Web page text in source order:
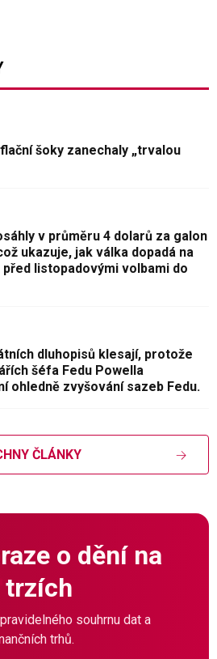
šoky zanechaly „trvalou
v průměru 4 dolarů za galon
ukazuje, jak válka dopadá na
listopadovými volbami do
dluhopisů klesají, protože
šéfa Fedu Powella
ohledně zvyšování sazeb Fedu.
ČLÁNKY
o dění na
souhrnu dat a
trhů.